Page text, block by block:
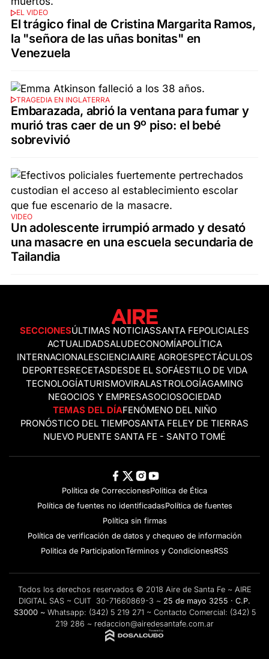
EL VIDEO
El trágico final de Cristina Margarita Ramos,
la "señora de las uñas bonitas" en
Venezuela
TRAGEDIA EN INGLATERRA
Embarazada, abrió la ventana para fumar y
murió tras caer de un 9º piso: el bebé
sobrevivió
VIDEO
Un adolescente irrumpió armado y desató
una masacre en una escuela secundaria de
Tailandia
SECCIONESÚLTIMAS NOTICIASSANTA FEPOLICIALES
ACTUALIDADSALUDECONOMÍAPOLÍTICA
INTERNACIONALESCIENCIAAIRE AGROESPECTÁCULOS
DEPORTESRECETASDESDE EL SOFÁESTILO DE VIDA
TECNOLOGÍATURISMOVIRALASTROLOGÍAGAMING
NEGOCIOS Y EMPRESASOCIOSOCIEDAD
TEMAS DEL DÍAFENÓMENO DEL NIÑO
PRONÓSTICO DEL TIEMPOSANTA FELEY DE TIERRAS
NUEVO PUENTE SANTA FE - SANTO TOMÉ
Política de CorreccionesPolitica de Ética
Política de fuentes no identificadasPolítica de fuentes
Política sin firmas
Política de verificación de datos y chequeo de información
Politica de ParticipationTérminos y CondicionesRSS
Todos los derechos reservados © 2018 Aire de Santa Fe ~ AIRE
DIGITAL SAS ~ CUIT 30-71660869-3 ~ 25 de mayo 3255 · C.P.
S3000 ~ Whatsapp: (342) 5 219 271 ~ Contacto Comercial: (342) 5
219 286 ~ redaccion@airedesantafe.com.ar